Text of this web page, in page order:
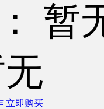
暂
立即购买